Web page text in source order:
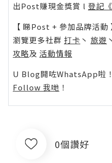
出Post賺現金獎賞 l 登記
【 睇Post + 參加品牌活動
瀏覽更多社群 打卡 丶 旅遊 丶
攻略及 活動情報
U Blog開咗WhatsApp啦
Follow 我哋 ！
0個讚好